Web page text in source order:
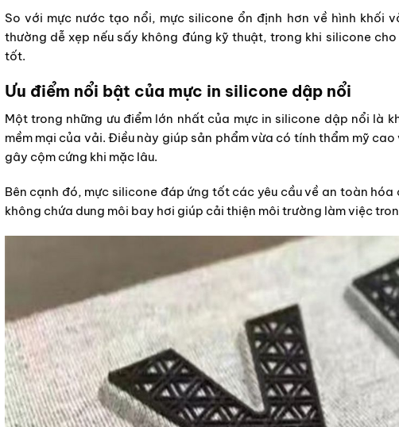
So với mực nước tạo nổi, mực silicone ổn định hơn về hình khối
thường dễ xẹp nếu sấy không đúng kỹ thuật, trong khi silicone
tốt.
Ưu điểm nổi bật của mực in silicone dập nổi
Một trong những ưu điểm lớn nhất của mực in silicone dập nổi là
mềm mại của vải. Điều này giúp sản phẩm vừa có tính thẩm mỹ
gây cộm cứng khi mặc lâu.
Bên cạnh đó, mực silicone đáp ứng tốt các yêu cầu về an toàn
không chứa dung môi bay hơi giúp cải thiện môi trường làm việc